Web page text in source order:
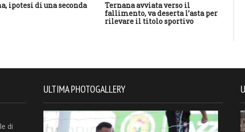
ipotesi di una seconda
Ternana avviata verso il
fallimento, va deserta l’asta per
rilevare il titolo sportivo
di
ULTIMA PHOTOGALLERY